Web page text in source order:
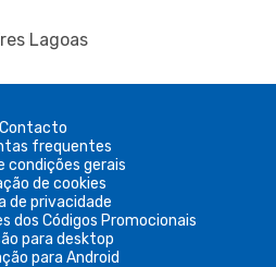
Lagoas
Contacto
frequentes
condições gerais
de cookies
de privacidade
dos Códigos Promocionais
para desktop
para Android